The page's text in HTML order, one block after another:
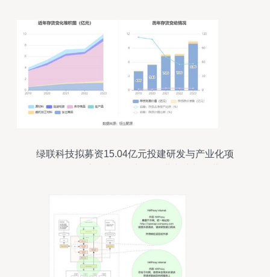
绿联科技拟募资15.04亿元投建研发与产业化项